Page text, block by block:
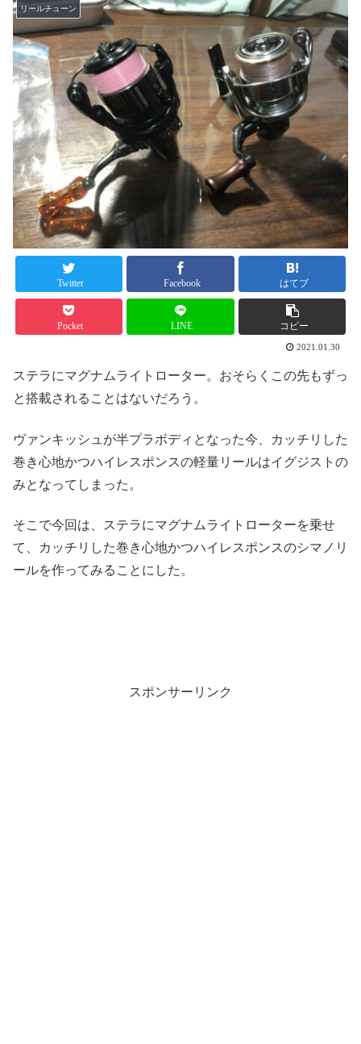
リールチューン
Twitter Facebook はてブ
Pocket LINE コピー
2021.01.30
ステラにマグナムライトローター。おそらくこの先もずっ
と搭載されることはないだろう。
ヴァンキッシュが半プラボディとなった今、カッチリした
巻き心地かつハイレスポンスの軽量リールはイグジストの
みとなってしまった。
そこで今回は、ステラにマグナムライトローターを乗せ
て、カッチリした巻き心地かつハイレスポンスのシマノリ
ールを作ってみることにした。
スポンサーリンク